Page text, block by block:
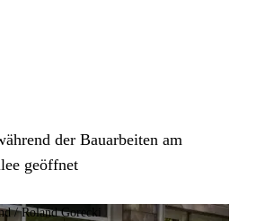
der Bauarbeiten am
geöffnet
/ Roland Gorecki